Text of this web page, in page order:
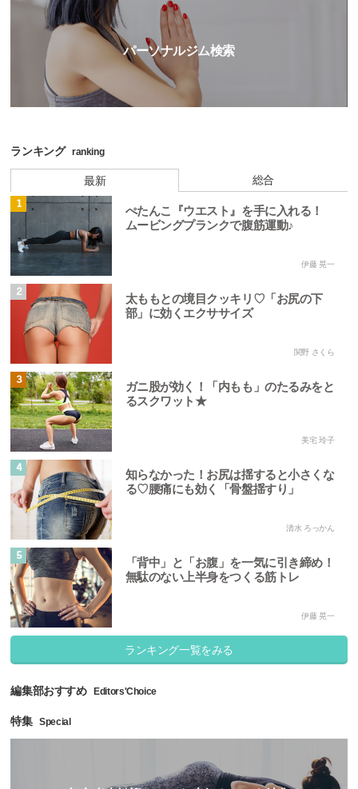
デトックス 美容グッズ 整体・鍼灸
パーソナルジム検索
ランキング ranking
最新 総合
1
ぺたんこ『ウエスト』を手に入れる！
ムービングプランクで腹筋運動♪
伊藤 晃一
2
太ももとの境目クッキリ♡「お尻の下
部」に効くエクササイズ
関野 さくら
3
ガニ股が効く！「内もも」のたるみをと
るスクワット★
美宅 玲子
4
知らなかった！お尻は揺すると小さくな
る♡腰痛にも効く「骨盤揺すり」
清水 ろっかん
5
「背中」と「お腹」を一気に引き締め！
無駄のない上半身をつくる筋トレ
伊藤 晃一
ランキング一覧をみる
編集部おすすめ Editors'Choice
特集 Special